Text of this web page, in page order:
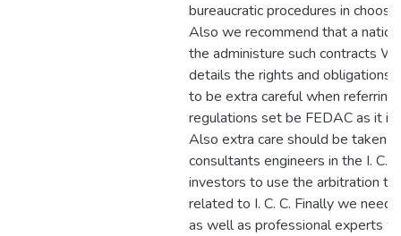
bureaucratic procedures in
Also we recommend that a
the administure such contracts
details the rights and obligations
to be extra careful when
regulations set be FEDAC as it is
Also extra care should be taken
consultants engineers in the I. C.
investors to use the arbitration
related to I. C. C. Finally we
as well as professional experts